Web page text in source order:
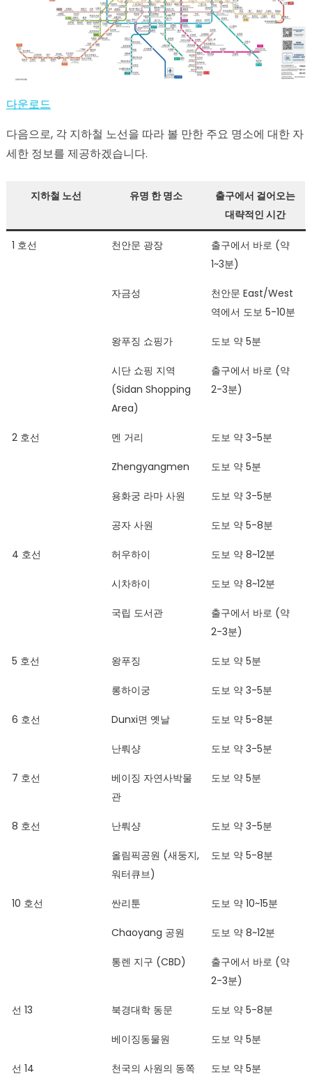
다운로드
다음으로, 각 지하철 노선을 따라 볼 만한 주요 명소에 대한 자
세한 정보를 제공하겠습니다.
지하철 노선 유명 한 명소
출구에서 걸어오는
대략적인 시간
1 호선 천안문 광장
출구에서 바로 (약
1~3분)
자금성
천안문 East/West
역에서 도보 5-10분
왕푸징 쇼핑가 도보 약 5분
시단 쇼핑 지역
(Sidan Shopping
Area)
출구에서 바로 (약
2-3분)
2 호선 멘 거리 도보 약 3-5분
Zhengyangmen 도보 약 5분
용화궁 라마 사원 도보 약 3-5분
공자 사원 도보 약 5-8분
4 호선 허우하이 도보 약 8~12분
시차하이 도보 약 8~12분
국립 도서관
출구에서 바로 (약
2-3분)
5 호선 왕푸징 도보 약 5분
롱하이궁 도보 약 3-5분
6 호선 Dunxi면 옛날 도보 약 5-8분
난뤄샹 도보 약 3-5분
7 호선
베이징 자연사박물
관
도보 약 5분
8 호선 난뤄샹 도보 약 3-5분
올림픽공원 (새둥지,
워터큐브)
도보 약 5-8분
10 호선 싼리툰 도보 약 10~15분
Chaoyang 공원 도보 약 8~12분
통렌 지구 (CBD)
출구에서 바로 (약
2-3분)
선 13 북경대학 동문 도보 약 5-8분
베이징동물원 도보 약 5분
선 14
천국의 사원의 동쪽
도보 약 5분